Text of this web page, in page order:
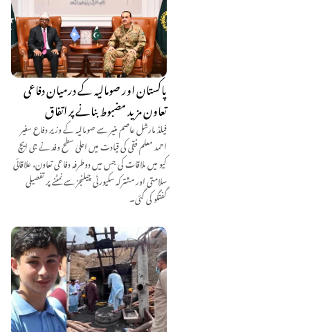
پاکستان اور صومالیہ کے درمیان دفاعی
تعاون مزید مضبوط بنانے پر اتفاق
فیلڈ مارشل عاصم منیر سے صومالیہ کے وزیر دفاع سفیر
احمد معلم فقی کی قیادت میں اعلیٰ سطح وفد نے جی ایچ
کیو میں ملاقات کی جس میں دوطرفہ دفاعی تعاون، علاقائی
سلامتی اور مشترکہ سکیورٹی چیلنجز سے نمٹنے پر تفصیلی
گفتگو کی گئی۔